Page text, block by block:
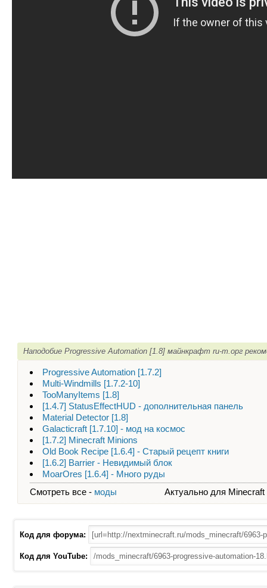
Наподобие Progressive Automation [1.8] майнкрафт ru-m.орг
Progressive Automation [1.7.2]
Multi-Windmills [1.7.2-10]
TooManyItems [1.8]
[1.4.7] StatusEffectHUD - дополнительная панель
Material Detector [1.8]
Galacticraft [1.7.10] - мод на космос
[1.7.2] Minecraft Minions
Old Book Recipe [1.6.4] - Старый рецепт книги
[1.6.2] Barrier - Невидимый блок
MoarOres [1.6.4] - Много руды
Смотреть все - моды Актуально для
Код для форума:
Код для YouTube: